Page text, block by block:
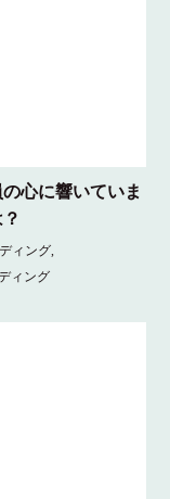
心に響いていま
ィング
ィング